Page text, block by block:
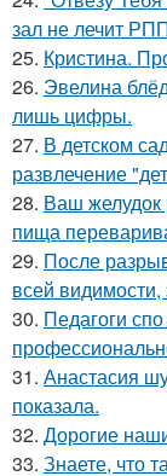
зал не лечит
25. Кристина.
26. Эвелина
лишь цифры.
27. В детском
развлечение
28. Ваш желудок
пища
29. После
всей
30. Педагоги
31. Анастасия
показала.
32. Дорогие
33. Знаете, что